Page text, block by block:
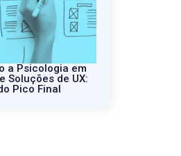
a Psicologia em
Soluções de UX:
Pico Final